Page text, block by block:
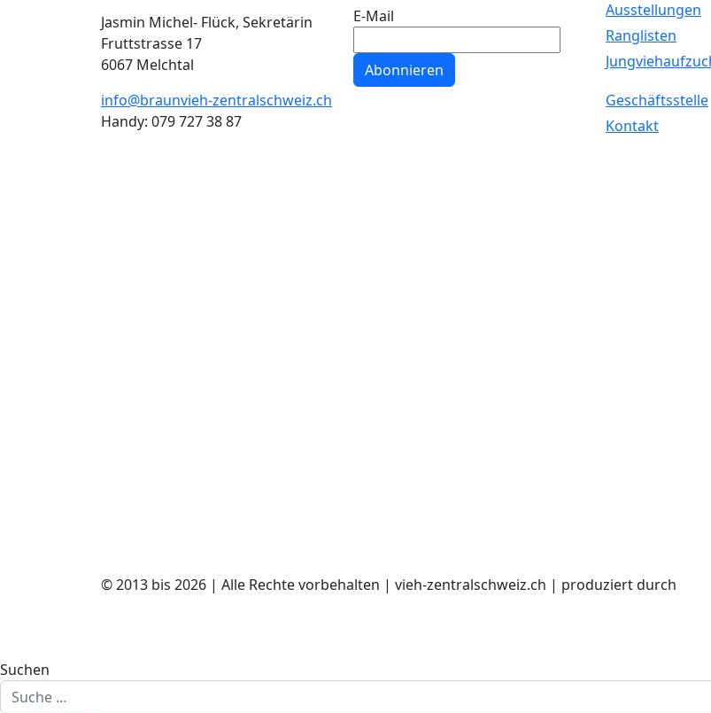
Jasmin Michel- Flück, Sekretärin
Fruttstrasse 17
6067 Melchtal
info@braunvieh-zentralschweiz.ch
Handy: 079 727 38 87
E-Mail
Abonnieren
Ausstellungen
Ranglisten
Geschäftsstelle
Kontakt
© 2013 bis 2026 | Alle Rechte vorbehalten | vieh-zentralschweiz.ch | produziert durch
Suchen